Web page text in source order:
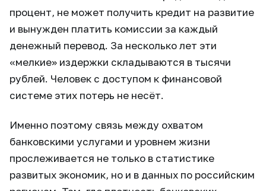
процент, не может получить кредит на развитие
и вынужден платить комиссии за каждый
денежный перевод. За несколько лет эти
«мелкие» издержки складываются в тысячи
рублей. Человек с доступом к финансовой
системе этих потерь не несёт.
Именно поэтому связь между охватом
банковскими услугами и уровнем жизни
прослеживается не только в статистике
развитых экономик, но и в данных по российским